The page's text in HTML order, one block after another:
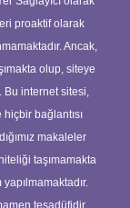
proaktif olarak
Ancak,
olup, siteye
Bu internet sitesi,
bağlantısı
makaleler
taşımamakta
tesadüfidir.